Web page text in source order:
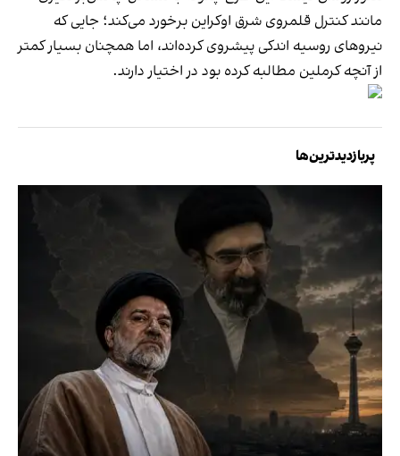
مانند کنترل قلمروی شرق اوکراین برخورد می‌کند؛ جایی که
نیروهای روسیه اندکی پیشروی کرده‌اند، اما همچنان بسیار کمتر
از آنچه کرملین مطالبه کرده بود در اختیار دارند.
پربازدیدترین‌ها